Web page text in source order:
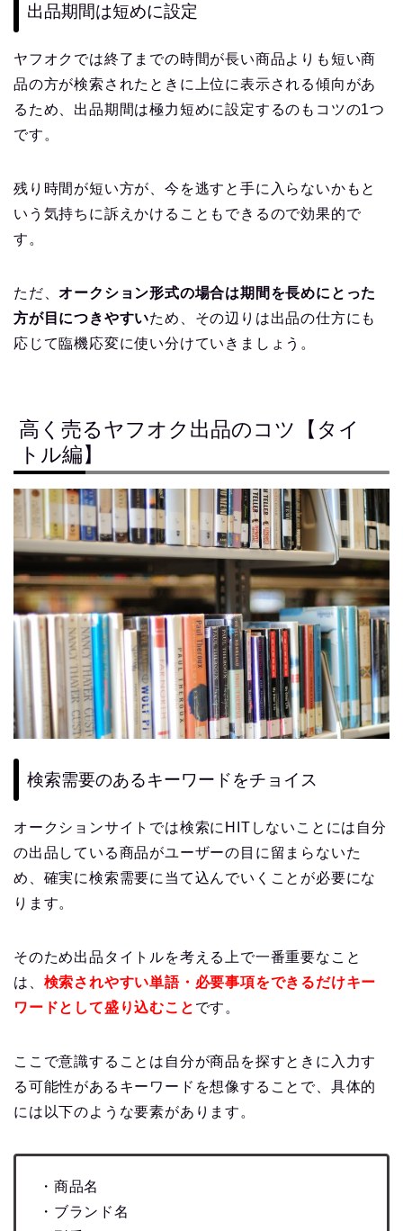
出品期間は短めに設定
ヤフオクでは終了までの時間が長い商品よりも短い商
品の方が検索されたときに上位に表示される傾向があ
るため、出品期間は極力短めに設定するのもコツの1つ
です。
残り時間が短い方が、今を逃すと手に入らないかもと
いう気持ちに訴えかけることもできるので効果的で
す。
ただ、 オークション形式の場合は期間を長めにとった
方が目につきやすいため、その辺りは出品の仕方にも
応じて臨機応変に使い分けていきましょう。
高く売るヤフオク出品のコツ【タイ
トル編】
検索需要のあるキーワードをチョイス
オークションサイトでは検索にHITしないことには自分
の出品している商品がユーザーの目に留まらないた
め、確実に検索需要に当て込んでいくことが必要にな
ります。
そのため出品タイトルを考える上で一番重要なこと
は、 検索されやすい単語・必要事項をできるだけキー
ワードとして盛り込むこと です。
ここで意識することは自分が商品を探すときに入力す
る可能性があるキーワードを想像することで、具体的
には以下のような要素があります。
・商品名
・ブランド名